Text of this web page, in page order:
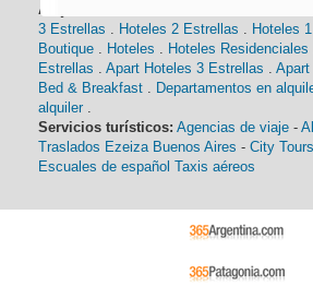
Alojamiento:
3 Estrellas . Hoteles 2 Estrellas . Hoteles
Boutique . Hoteles . Hoteles Residenciales
Estrellas . Apart Hoteles 3 Estrellas . Apart
Bed & Breakfast . Departamentos en
alquiler .
Servicios turísticos: Agencias de viaje -
Traslados Ezeiza Buenos Aires - City Tours
Escuales de español Taxis aéreos